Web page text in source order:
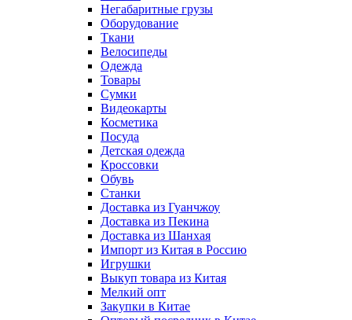
Негабаритные грузы
Оборудование
Ткани
Велосипеды
Одежда
Товары
Сумки
Видеокарты
Косметика
Посуда
Детская одежда
Кроссовки
Обувь
Станки
Доставка из Гуанчжоу
Доставка из Пекина
Доставка из Шанхая
Импорт из Китая в Россию
Игрушки
Выкуп товара из Китая
Мелкий опт
Закупки в Китае